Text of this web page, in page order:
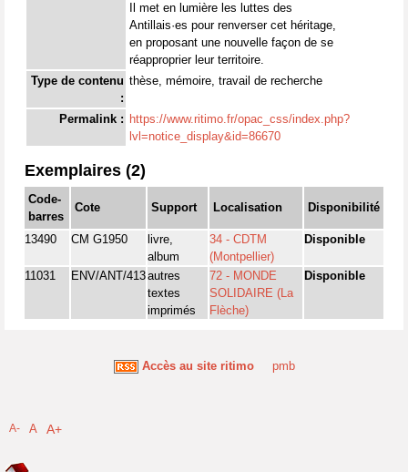
Il met en lumière les luttes des
Antillais·es pour renverser cet héritage,
en proposant une nouvelle façon de se
réapproprier leur territoire.
Type de contenu
:
thèse, mémoire, travail de recherche
Permalink : https://www.ritimo.fr/opac_css/index.php?
lvl=notice_display&id=86670
Exemplaires (2)
Code-
barres
Cote Support Localisation Disponibilité
13490 CM G1950
livre,
album
34 - CDTM
(Montpellier)
Disponible
11031 ENV/ANT/413autres
textes
imprimés
72 - MONDE
SOLIDAIRE (La
Flèche)
Disponible
Accès au site ritimo pmb
A- A A+